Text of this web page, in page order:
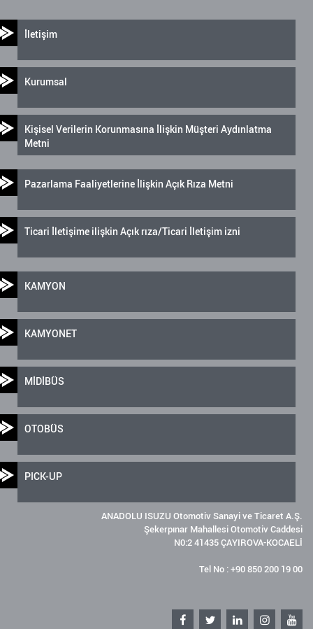
İletişim
Kurumsal
Kişisel Verilerin Korunmasına İlişkin Müşteri Aydınlatma
Metni
Pazarlama Faaliyetlerine İlişkin Açık Rıza Metni
Ticari İletişime ilişkin Açık rıza/Ticari İletişim izni
KAMYON
KAMYONET
MİDİBÜS
OTOBÜS
PICK-UP
ANADOLU ISUZU Otomotiv Sanayi ve Ticaret A.Ş.
Şekerpınar Mahallesi Otomotiv Caddesi
N0:2 41435 ÇAYIROVA-KOCAELİ
Tel No : +90 850 200 19 00